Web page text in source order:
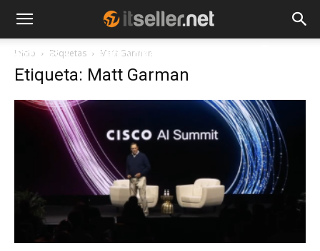
NOTICIAS TENDENCIAS
Inicio Etiquetas Matt Garman
Etiqueta: Matt Garman